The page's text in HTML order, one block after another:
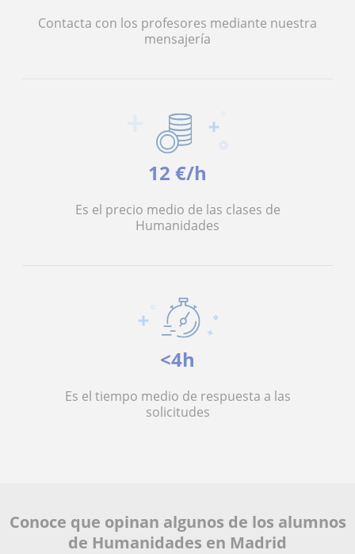
Contacta con los profesores mediante nuestra
mensajería
12 €/h
Es el precio medio de las clases de
Humanidades
<4h
Es el tiempo medio de respuesta a las
solicitudes
Conoce que opinan algunos de los alumnos
de Humanidades en Madrid